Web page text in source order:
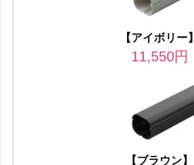
【アイボリー】
11,550円
【ブラウン】